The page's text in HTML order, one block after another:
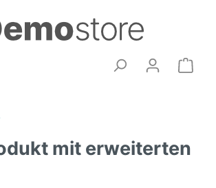
mit erweiterten